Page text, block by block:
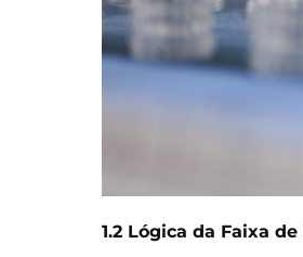
1.2 Lógica da Faixa de